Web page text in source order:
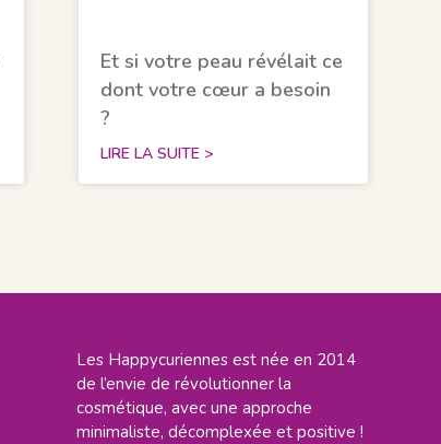
Et si votre peau révélait ce
dont votre cœur a besoin
?
LIRE LA SUITE >
Les Happycuriennes est née en 2014
de l’envie de révolutionner la
cosmétique, avec une approche
minimaliste, décomplexée et positive !